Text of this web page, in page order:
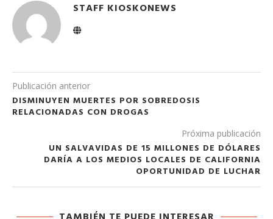
STAFF KIOSKONEWS
Publicación anterior
DISMINUYEN MUERTES POR SOBREDOSIS
RELACIONADAS CON DROGAS
Próxima publicación
UN SALVAVIDAS DE 15 MILLONES DE DÓLARES
DARÍA A LOS MEDIOS LOCALES DE CALIFORNIA
OPORTUNIDAD DE LUCHAR